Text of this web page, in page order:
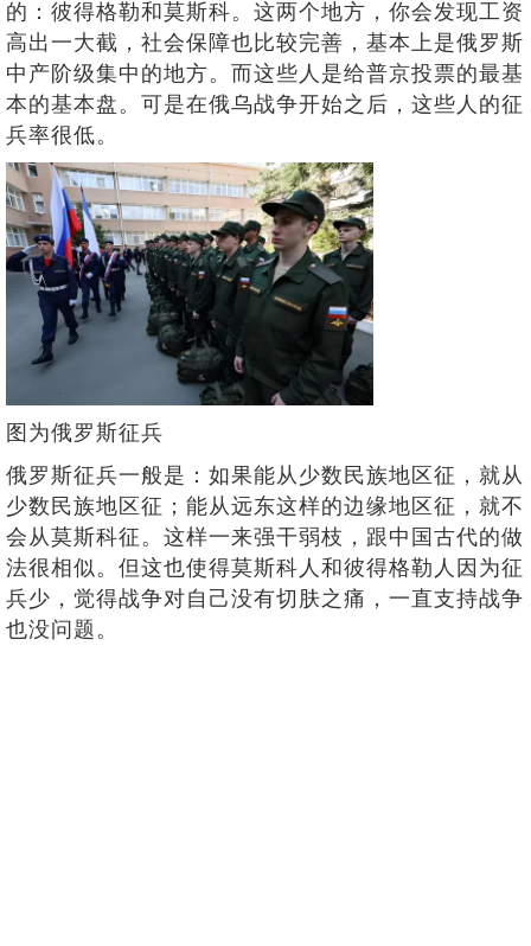
的：彼得格勒和莫斯科。这两个地方，你会发现工资
高出一大截，社会保障也比较完善，基本上是俄罗斯
中产阶级集中的地方。而这些人是给普京投票的最基
本的基本盘。可是在俄乌战争开始之后，这些人的征
兵率很低。
图为俄罗斯征兵
俄罗斯征兵一般是：如果能从少数民族地区征，就从
少数民族地区征；能从远东这样的边缘地区征，就不
会从莫斯科征。这样一来强干弱枝，跟中国古代的做
法很相似。但这也使得莫斯科人和彼得格勒人因为征
兵少，觉得战争对自己没有切肤之痛，一直支持战争
也没问题。